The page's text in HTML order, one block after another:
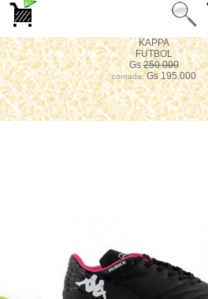
KAPPA
FUTBOL
Gs250.000
contado:Gs 195.000